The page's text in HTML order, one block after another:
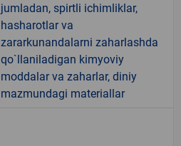
jumladan, spirtli ichimliklar,
hasharotlar va
zararkunandalarni zaharlashda
qo`llaniladigan kimyoviy
moddalar va zaharlar, diniy
mazmundagi materiallar